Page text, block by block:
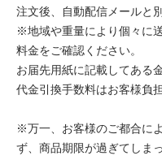
注文後、自動配信メールと
※地域や重量により個々に
料金をご確認ください。
お届先用紙に記載してある
代金引換手数料はお客様負
※万一、お客様のご都合に
ず、商品期限が過ぎてしま